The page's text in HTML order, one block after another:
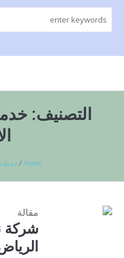
التصنيف:
Home
/
مقالة
شركة